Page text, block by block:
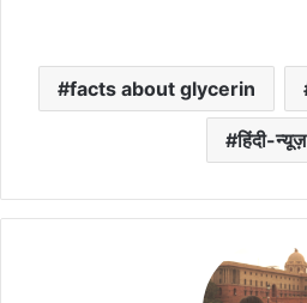
facts about glycerin
हिंदी-न्यूज़